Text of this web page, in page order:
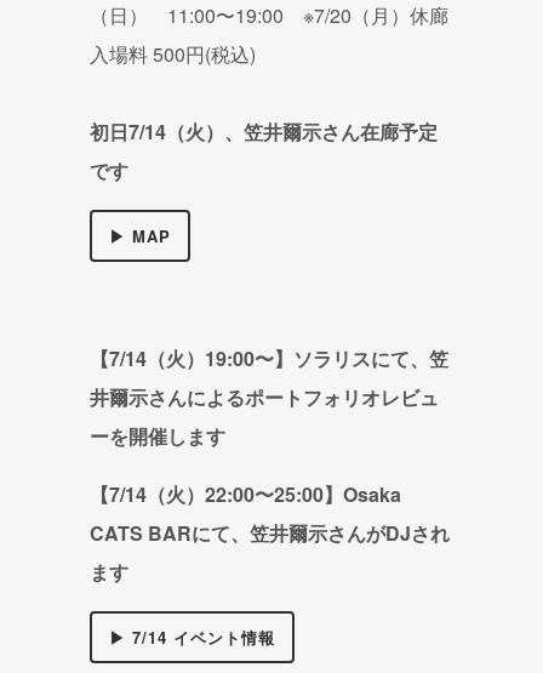
（日） 11:00〜19:00 ※7/20（月）休廊
入場料 500円(税込)
初日7/14（火）、 笠井爾示さん在廊予定
です
▶ MAP
【7/14（火）19:00〜】ソラリスにて、 笠
井爾示さんによるポートフォリオレビュ
ーを開催します
【7/14（火）22:00〜25:00】Osaka
CATS BARにて、 笠井爾示さんがDJされ
ます
▶ 7/14 イベント情報